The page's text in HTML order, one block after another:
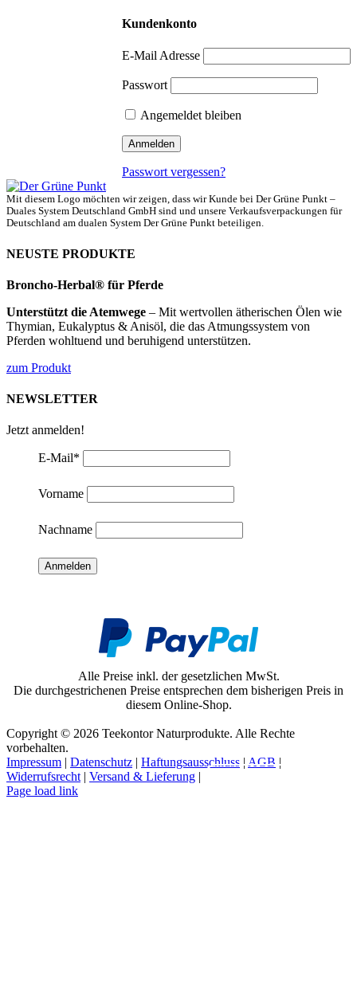
Kundenkonto
E-Mail Adresse
Passwort
Angemeldet bleiben
Passwort vergessen?
Mit diesem Logo möchten wir zeigen, dass wir Kunde bei Der Grüne Punkt –
Duales System Deutschland GmbH sind und unsere Verkaufsverpackungen für
Deutschland am dualen System Der Grüne Punkt beteiligen.
NEUSTE PRODUKTE
Broncho-Herbal® für Pferde
Unterstützt die Atemwege – Mit wertvollen ätherischen Ölen wie
Thymian, Eukalyptus & Anisöl, die das Atmungssystem von
Pferden wohltuend und beruhigend unterstützen.
zum Produkt
NEWSLETTER
Jetzt anmelden!
E-Mail*
Vorname
Nachname
Alle Preise inkl. der gesetzlichen MwSt.
Die durchgestrichenen Preise entsprechen dem bisherigen Preis in
diesem Online-Shop.
Copyright © 2026 Teekontor Naturprodukte. Alle Rechte
vorbehalten.
Impressum | Datenschutz | Haftungsausschluss | AGB |
Widerrufsrecht | Versand & Lieferung |
Page load link